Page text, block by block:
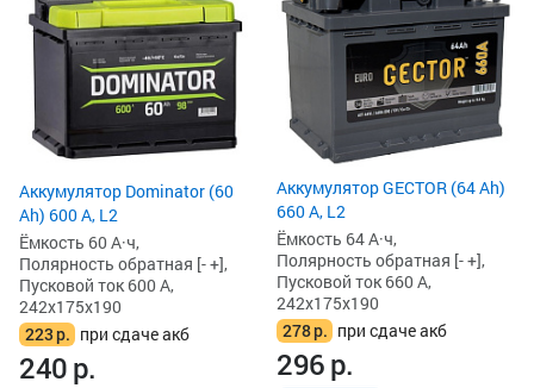
Аккумулятор Dominator (60
Ah) 600 А, L2
Ёмкость 60 А·ч,
Полярность обратная [- +],
Пусковой ток 600 А,
242x175x190
223р. при сдаче акб
240р.
Аккумулятор GECTOR (64 Ah)
660 А, L2
Ёмкость 64 А·ч,
Полярность обратная [- +],
Пусковой ток 660 А,
242x175x190
278р. при сдаче акб
296р.